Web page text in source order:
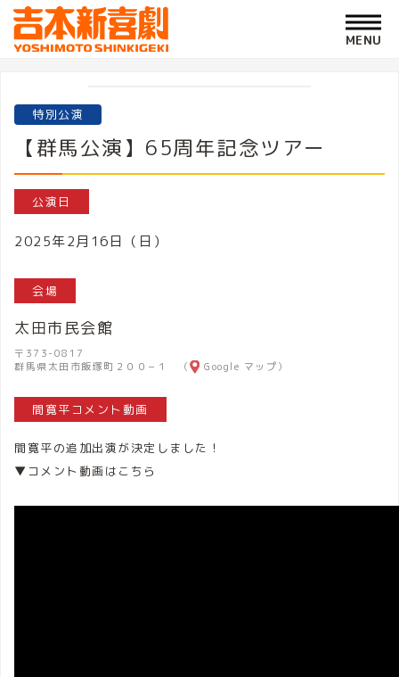
特別公演
【群馬公演】65周年記念ツアー
公演日
2025年2月16日（日）
会場
太田市民会館
〒373-0817
群馬県太田市飯塚町２００−１ （
Google マップ）
間寛平コメント動画
間寛平の追加出演が決定しました！
▼コメント動画はこちら